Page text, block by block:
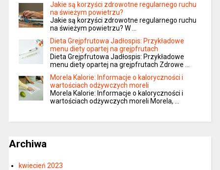
Jakie są korzyści zdrowotne regularnego ruchu
na świeżym powietrzu?
Jakie są korzyści zdrowotne regularnego ruchu
na świeżym powietrzu? W …
Dieta Grejpfrutowa Jadłospis: Przykładowe
menu diety opartej na grejpfrutach
Dieta Grejpfrutowa Jadłospis: Przykładowe
menu diety opartej na grejpfrutach Zdrowe …
Morela Kalorie: Informacje o kaloryczności i
wartościach odżywczych moreli
Morela Kalorie: Informacje o kaloryczności i
wartościach odżywczych moreli Morela, …
Archiwa
kwiecień 2023